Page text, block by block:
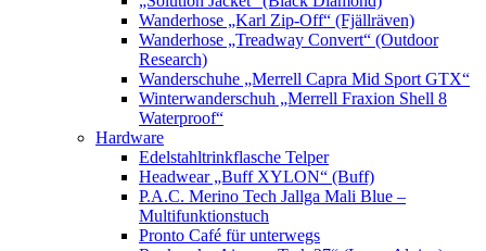
Wanderhose „Karl Zip-Off“ (Fjällräven)
Wanderhose „Treadway Convert“ (Outdoor
Research)
Wanderschuhe „Merrell Capra Mid Sport GTX“
Winterwanderschuh „Merrell Fraxion Shell 8
Waterproof“
Hardware
Edelstahltrinkflasche Telper
Headwear „Buff XYLON“ (Buff)
P.A.C. Merino Tech Jallga Mali Blue –
Multifunktionstuch
Pronto Café für unterwegs